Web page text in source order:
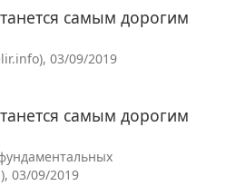
самым дорогим
03/09/2019
самым дорогим
03/09/2019